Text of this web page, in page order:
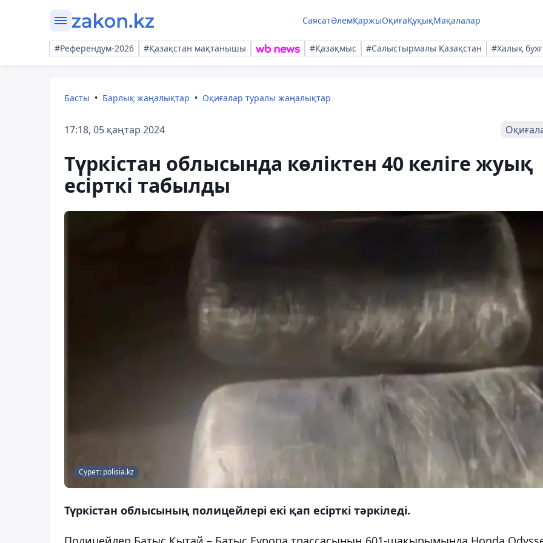
СаясатӘлемҚаржыОқиғаҚұқықМақалалар
#Референдум-2026 #Қазақстан мақтанышы #Қазақмыс #Салыстырмалы Қазақстан #Халық
Басты Барлық жаңалықтар Оқиғалар туралы жаңалықтар
17:18, 05 қаңтар 2024
Түркістан облысында көліктен 40 келіге жуық
есірткі табылды
Сурет: polisia.kz
Түркістан облысының полицейлері екі қап есірткі тәркіледі.